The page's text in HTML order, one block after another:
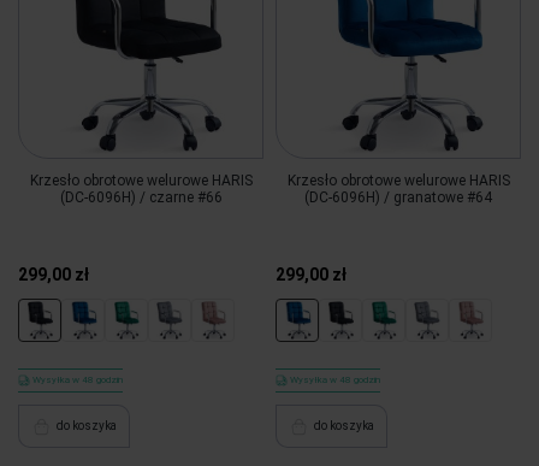
Krzesło obrotowe welurowe HARIS
(DC-6096H) / czarne #66
299,00 zł
Wysyłka w 48 godzin
do koszyka
Krzesło obrotowe welurowe HARIS
(DC-6096H) / granatowe #64
299,00 zł
Wysyłka w 48 godzin
do koszyka